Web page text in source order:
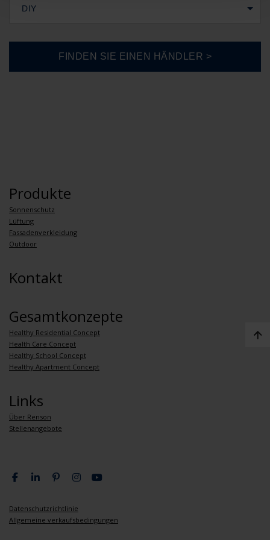
DIY
Produkte
Sonnenschutz
Lüftung
Fassadenverkleidung
Outdoor
Kontakt
Gesamtkonzepte
Healthy Residential Concept
Health Care Concept
Healthy School Concept
Healthy Apartment Concept
Links
Über Renson
Stellenangebote
Datenschutzrichtlinie
Allgemeine verkaufsbedingungen